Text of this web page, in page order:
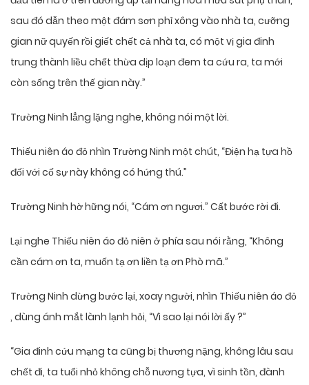
sau đó dẫn theo một đám sơn phỉ xông vào nhà ta, cưỡng
gian nữ quyến rồi giết chết cả nhà ta, có một vị gia đinh
trung thành liều chết thừa dịp loạn đem ta cứu ra, ta mới
còn sống trên thế gian này.”
Trường Ninh lẳng lặng nghe, không nói một lời.
Thiếu niên áo đỏ nhìn Trường Ninh một chút, “Điện hạ tựa hồ
đối với cố sự này không có hứng thú.”
Trường Ninh hờ hững nói, “Cám ơn ngươi.” Cất bước rời đi.
Lại nghe Thiếu niên áo đỏ niên ở phía sau nói rằng, “Không
cần cám ơn ta, muốn tạ ơn liền tạ ơn Phò mã.”
Trường Ninh dừng bước lại, xoay người, nhìn Thiếu niên áo đỏ
, dùng ánh mắt lành lạnh hỏi, “Vì sao lại nói lời ấy ?”
“Gia đinh cứu mạng ta cũng bị thương nặng, không lâu sau
chết đi, ta tuổi nhỏ không chỗ nương tựa, vì sinh tồn, đành